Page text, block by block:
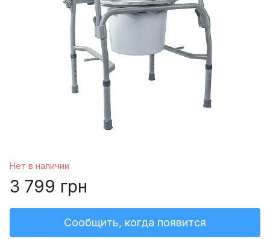
Нет в наличии
3 799 грн
Сообщить, когда появится